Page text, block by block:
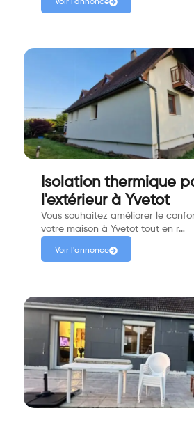
Voir l'annonce
Isolation thermique
l'extérieur à Yvetot
Vous souhaitez améliorer le
votre maison à Yvetot tout en r…
Voir l'annonce